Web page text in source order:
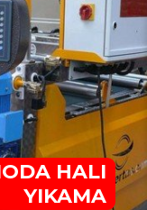
HALI
YIKAMA